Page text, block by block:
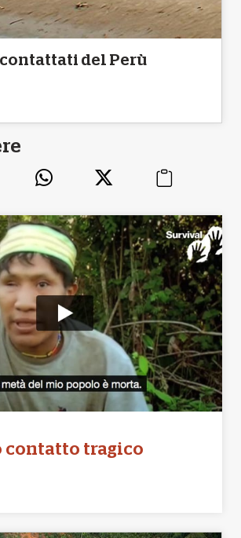
del Perù
contatto tragico